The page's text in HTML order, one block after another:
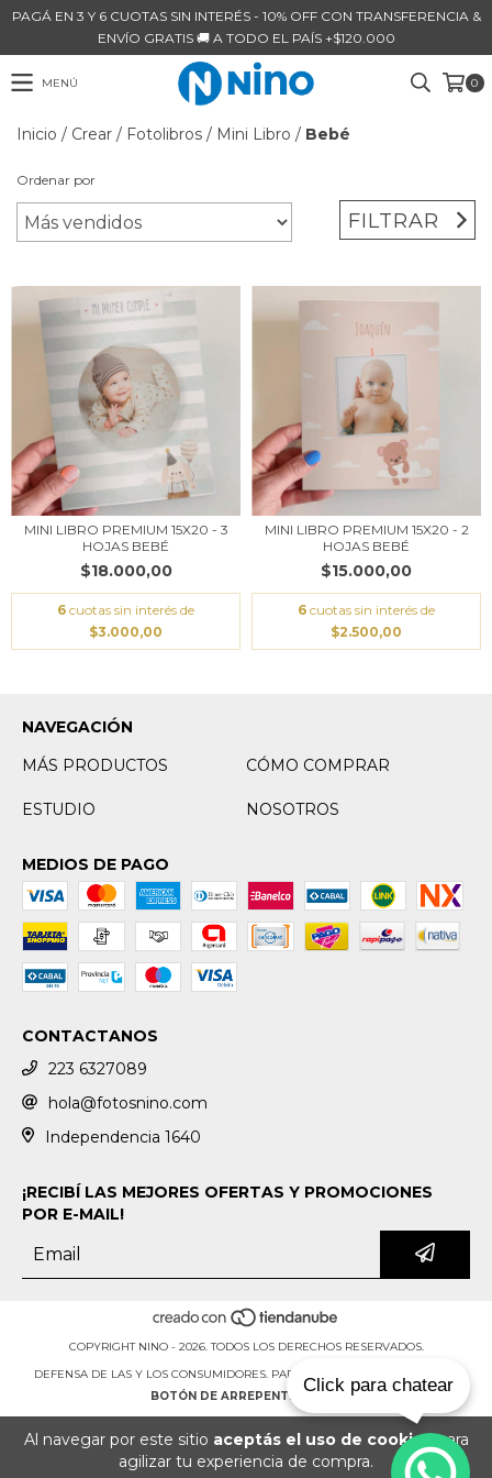
Al navegar por este sitio aceptás el uso de cookiespara
agilizar tu experiencia de compra.
PAGÁ EN 3 Y 6 CUOTAS SIN INTERÉS - 10% OFF CON TRANSFERENCIA &
ENVÍO GRATIS 🚚 A TODO EL PAÍS +$120.000
MENÚ 0
Inicio / Crear / Fotolibros / Mini Libro / Bebé
Ordenar por
FILTRAR
MINI LIBRO PREMIUM 15X20 - 3
HOJAS BEBÉ
$18.000,00
6 cuotas sin interés de
$3.000,00
MINI LIBRO PREMIUM 15X20 - 2
HOJAS BEBÉ
$15.000,00
6 cuotas sin interés de
$2.500,00
NAVEGACIÓN
MÁS PRODUCTOS
CÓMO COMPRAR
ESTUDIO NOSOTROS
MEDIOS DE PAGO
CONTACTANOS
223 6327089
hola@fotosnino.com
Independencia 1640
¡RECIBÍ LAS MEJORES OFERTAS Y PROMOCIONES
POR E-MAIL!
COPYRIGHT NINO - 2026. TODOS LOS DERECHOS RESERVADOS.
DEFENSA DE LAS Y LOS CONSUMIDORES. PARA RECLAMOS
BOTÓN DE ARREPENTIMIENTO
Click para chatear